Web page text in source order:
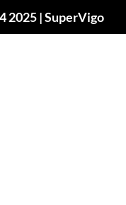
2025 | SuperVigo